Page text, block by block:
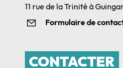
11 rue de la Trinité à
Formulaire de
CONTACTER